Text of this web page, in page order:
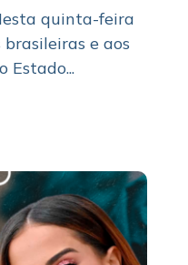
quinta-feira
e aos
Estado...